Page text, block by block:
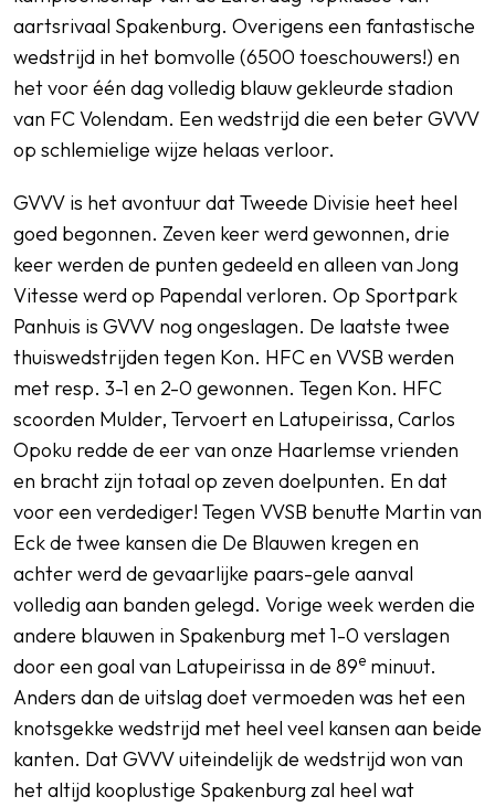
aartsrivaal Spakenburg. Overigens een fantastische
wedstrijd in het bomvolle (6500 toeschouwers!) en
het voor één dag volledig blauw gekleurde stadion
van FC Volendam. Een wedstrijd die een beter GVVV
op schlemielige wijze helaas verloor.
GVVV is het avontuur dat Tweede Divisie heet heel
goed begonnen. Zeven keer werd gewonnen, drie
keer werden de punten gedeeld en alleen van Jong
Vitesse werd op Papendal verloren. Op Sportpark
Panhuis is GVVV nog ongeslagen. De laatste twee
thuiswedstrijden tegen Kon. HFC en VVSB werden
met resp. 3-1 en 2-0 gewonnen. Tegen Kon. HFC
scoorden Mulder, Tervoert en Latupeirissa, Carlos
Opoku redde de eer van onze Haarlemse vrienden
en bracht zijn totaal op zeven doelpunten. En dat
voor een verdediger! Tegen VVSB benutte Martin van
Eck de twee kansen die De Blauwen kregen en
achter werd de gevaarlijke paars-gele aanval
volledig aan banden gelegd. Vorige week werden die
andere blauwen in Spakenburg met 1-0 verslagen
door een goal van Latupeirissa in de 89e minuut.
Anders dan de uitslag doet vermoeden was het een
knotsgekke wedstrijd met heel veel kansen aan beide
kanten. Dat GVVV uiteindelijk de wedstrijd won van
het altijd kooplustige Spakenburg zal heel wat